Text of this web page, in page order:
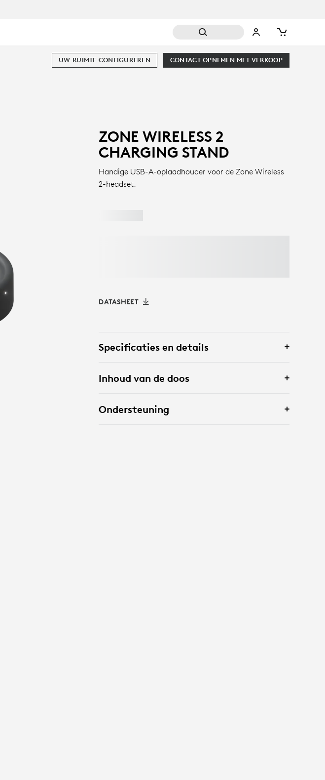
CONTACT OPNEMEN MET VERKOOP
UW RUIMTE CONFIGUREREN
ZONE WIRELESS 2
CHARGING STAND
Handige USB-A-oplaadhouder voor de Zone Wireless
2-headset.
DATASHEET
Specificaties en details
Inhoud van de doos
Ondersteuning